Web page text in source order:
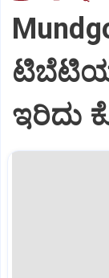
ಟಿಬೆಟಿಯನ್
ಇರಿದು